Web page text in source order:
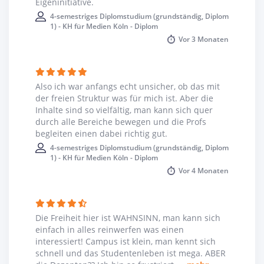
engagieren: Die Radioplattform 'otic.radio' wird rein von
Studenten betrieben.
4-semestriges Diplomstudium (grundständig, Diplom
1) - KH für Medien Köln - Diplom
Vor3 Monaten
Also ich war anfangs echt unsicher, ob das mit
der freien Struktur was für mich ist. Aber die
Inhalte sind so vielfältig, man kann sich quer
durch alle Bereiche bewegen und die Profs
begleiten einen dabei richtig gut.
4-semestriges Diplomstudium (grundständig, Diplom
1) - KH für Medien Köln - Diplom
Vor4 Monaten
Die Freiheit hier ist WAHNSINN, man kann sich
einfach in alles reinwerfen was einen
interessiert! Campus ist klein, man kennt sich
schnell und das Studentenleben ist mega. ABER